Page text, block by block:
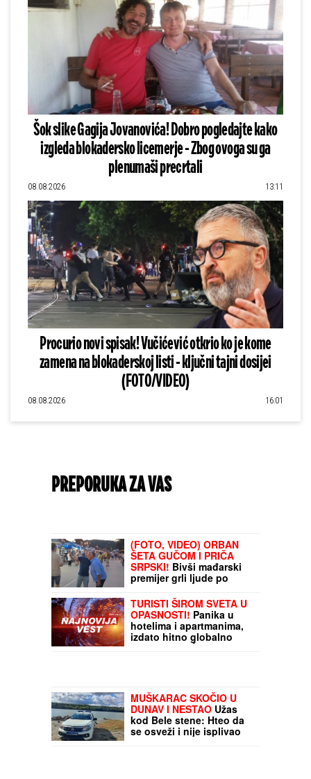
Šok slike Gagija Jovanovića! Dobro pogledajte kako
izgleda blokadersko licemerje - Zbog ovoga su ga
plenumaši precrtali
08.08.2026 13:11
Procurio novi spisak! Vučićević otkrio ko je kome
zamena na blokaderskoj listi - ključni tajni dosijei
(FOTO/VIDEO)
08.08.2026 16:01
PREPORUKA ZA VAS
(FOTO, VIDEO) ORBAN
ŠETA GUČOM I PRIČA
SRPSKI! Bivši mađarski
premijer grli ljude po
legenda"
TURISTI ŠIROM SVETA U
OPASNOSTI! Panika u
hotelima i apartmanima,
izdato hitno globalno
upozorenje: Čim uradite
MUŠKARAC SKOČIO U
DUNAV I NESTAO Užas
kod Bele stene: Hteo da
se osveži i nije isplivao